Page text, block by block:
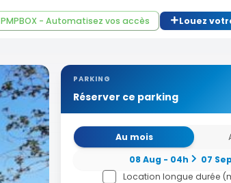
PMPBOX - Automatisez vos accès Louez
PARKING
Réserver ce parking
Au mois
08 Aug - 04h
07
Location longue durée